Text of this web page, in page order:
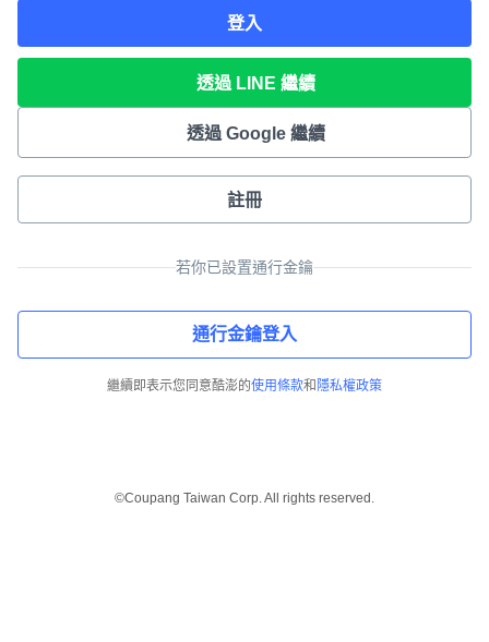
登入
透過 LINE 繼續
透過 Google 繼續
註冊
若你已設置通行金鑰
通行金鑰登入
繼續即表示您同意酷澎的使用條款和 隱私權政策
©Coupang Taiwan Corp. All rights reserved.